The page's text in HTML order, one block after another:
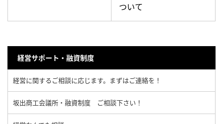
ついて
経営サポート・融資制度
経営に関するご相談に応じます。まずはご連絡を！
坂出商工会議所・融資制度 ご相談下さい！